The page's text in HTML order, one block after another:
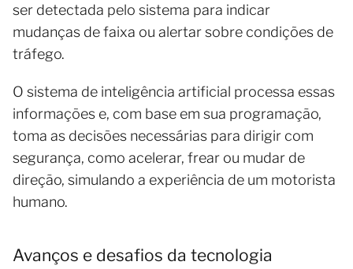
ser detectada pelo sistema para indicar
mudanças de faixa ou alertar sobre condições de
tráfego.
O sistema de inteligência artificial processa essas
informações e, com base em sua programação,
toma as decisões necessárias para dirigir com
segurança, como acelerar, frear ou mudar de
direção, simulando a experiência de um motorista
humano.
Avanços e desafios da tecnologia